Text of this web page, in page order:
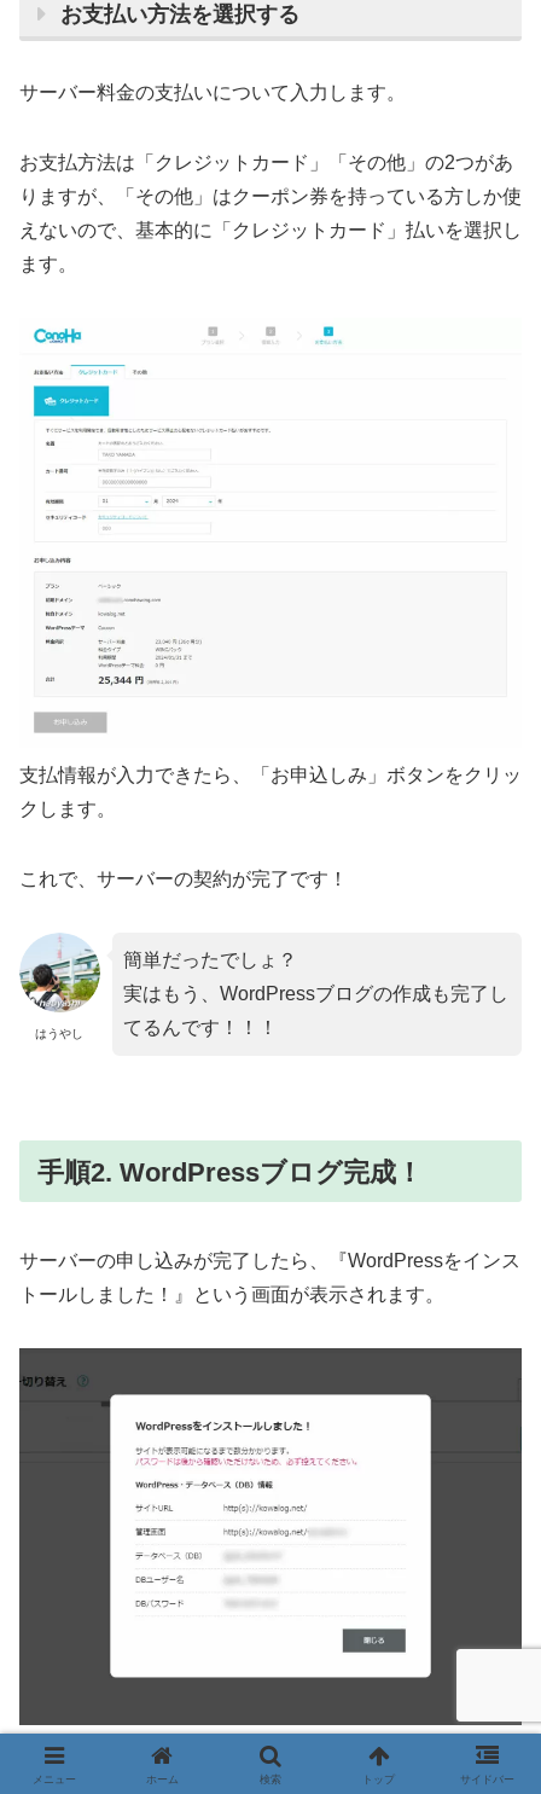
お支払い方法を選択する
サーバー料金の支払いについて入力します。
お支払方法は「クレジットカード」「その他」の2つがあ
りますが、「その他」はクーポン券を持っている方しか使
えないので、基本的に「クレジットカード」払いを選択し
ます。
支払情報が入力できたら、「お申込しみ」ボタンをクリッ
クします。
これで、サーバーの契約が完了です！
はうやし
簡単だったでしょ？
実はもう、WordPressブログの作成も完了し
てるんです！！！
手順2. WordPressブログ完成！
サーバーの申し込みが完了したら、『WordPressをインス
トールしました！』という画面が表示されます。
サーバーの契約の中で入力した「WordPressかんたんセッ
メニュー ホーム 検索 トップ サイドバー